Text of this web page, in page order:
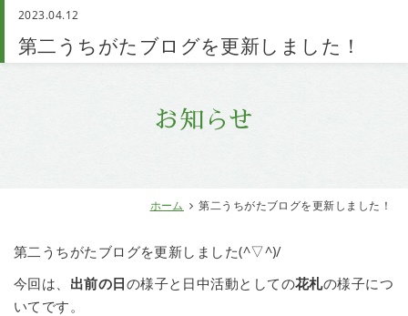
お知らせ
ホーム 第二うちがたブログを更新しました！
2023.04.12
第二うちがたブログを更新しました！
第二うちがたブログを更新しました(^▽^)/
今回は、 出前の日の様子と日中活動としての花札の様子につ
いてです。